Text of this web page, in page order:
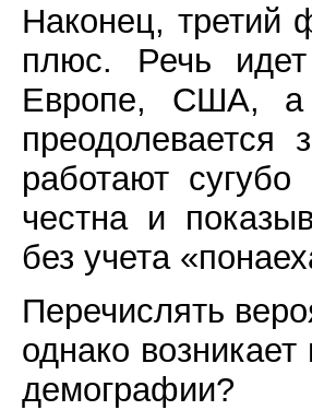
Наконец, третий
плюс. Речь
Европе, США, а
работают
честна и
без учета
Перечислять
однако
демографии?